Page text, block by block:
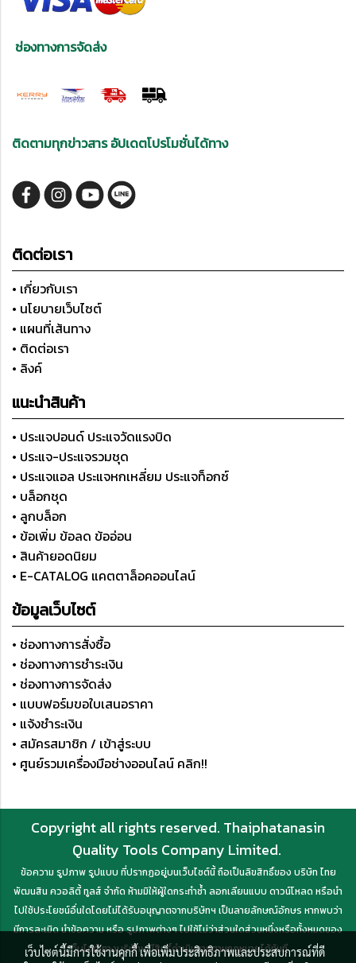
ช่องทางการจัดส่ง
ติดตามทุกข่าวสาร อัปเดตโปรโมชั่นได้ทาง
ติดต่อเรา
• เกี่ยวกับเรา
• นโยบายเว็บไซต์
• แผนที่เส้นทาง
• ติดต่อเรา
• ลิงค์
แนะนำสินค้า
• ประแจปอนด์ ประแจวัดแรงบิด
• ประแจ-ประแจรวมชุด
• ประแจแอล ประแจหกเหลี่ยม ประแจท็อกซ์
• บล็อกชุด
• ลูกบล็อก
• ข้อเพิ่ม ข้อลด ข้ออ่อน
• สินค้ายอดนิยม
• E-CATALOG แคตตาล็อคออนไลน์
ข้อมูลเว็บไซต์
• ช่องทางการสั่งซื้อ
• ช่องทางการชำระเงิน
• ช่องทางการจัดส่ง
• แบบฟอร์มขอใบเสนอราคา
• แจ้งชำระเงิน
• สมัครสมาชิก / เข้าสู่ระบบ
• ศูนย์รวมเครื่องมือช่างออนไลน์ คลิก!!
Copyright all rights reserved. Thaiphatanasin
Quality Tools Company Limited.
ข้อความ รูปภาพ รูปแบบ ที่ปรากฏอยู่บนเว็บไซต์นี้ ถือเป็นลิขสิทธิ์ของ บริษัท ไทย
พัฒนสิน ควอลิตี้ ทูลส์ จำกัด ห้ามมิให้ผู้ใดกระทำซ้ำ ลอกเลียนแบบ ดาวน์โหลด หรือนำ
ไปใช้ประโยชน์อื่นใดโดยไม่ได้รับอนุญาตจากบริษัทฯ เป็นลายลักษณ์อักษร หากพบว่า
มีการละเมิด นำข้อความ หรือ รูปภาพต่างๆ ไปใช้ไม่ว่าส่วนใดส่วนหนึ่งหรือทั้งหมดของ
เว็บไซต์ ทางบริษัทฯ มีสิทธิ์ดำเนินการตามกฎหมายได้ทันที
เว็บไซต์นี้มีการใช้งานคุกกี้ เพื่อเพิ่มประสิทธิภาพและประสบการณ์ที่ดี